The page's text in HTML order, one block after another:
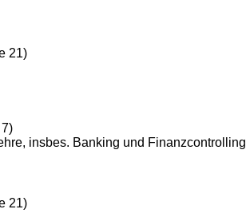
21)
insbes. Banking und Finanzcontrolling
21)